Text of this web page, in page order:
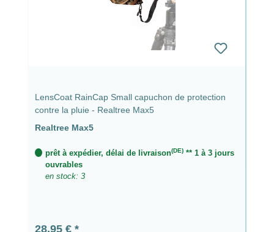
LensCoat RainCap Small capuchon de protection
contre la pluie - Realtree Max5
Realtree Max5
prêt à expédier, délai de livraison(DE)** 1 à 3 jours
ouvrables
en stock: 3
Prix régulier :
28,95 €